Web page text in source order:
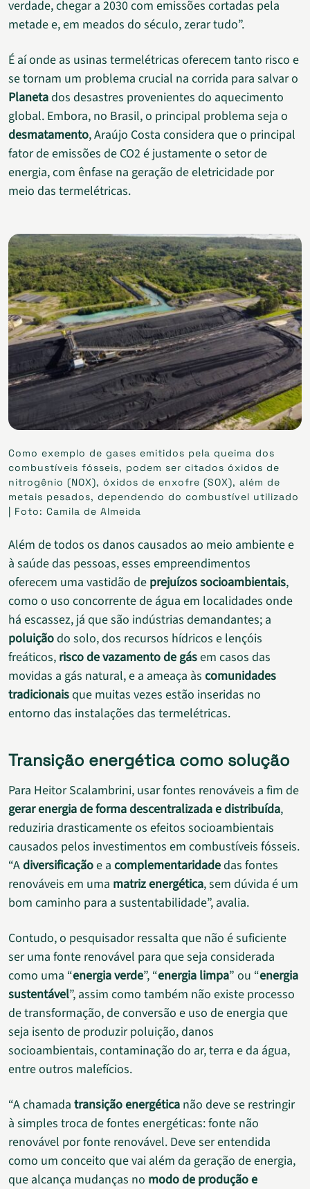
verdade, chegar a 2030 com emissões cortadas pela
metade e, em meados do século, zerar tudo”.
É aí onde as usinas termelétricas oferecem tanto risco e
se tornam um problema crucial na corrida para salvar o
Planetados desastres provenientes do aquecimento
global. Embora, no Brasil, o principal problema seja o
desmatamento, Araújo Costa considera que o principal
fator de emissões de CO2 é justamente o setor de
energia, com ênfase na geração de eletricidade por
meio das termelétricas.
Como exemplo de gases emitidos pela queima dos
combustíveis fósseis, podem ser citados óxidos de
nitrogênio (NOX), óxidos de enxofre (SOX), além de
metais pesados, dependendo do combustível utilizado
| Foto: Camila de Almeida
Além de todos os danos causados ao meio ambiente e
à saúde das pessoas, esses empreendimentos
oferecem uma vastidão de prejuízos socioambientais,
como o uso concorrente de água em localidades onde
há escassez, já que são indústrias demandantes; a
poluiçãodo solo, dos recursos hídricos e lençóis
freáticos, risco de vazamento de gásem casos das
movidas a gás natural, e a ameaça às comunidades
tradicionaisque muitas vezes estão inseridas no
entorno das instalações das termelétricas.
Transição energética como solução
Para Heitor Scalambrini, usar fontes renováveis a fim de
gerar energia de forma descentralizada e distribuída,
reduziria drasticamente os efeitos socioambientais
causados pelos investimentos em combustíveis fósseis.
“Adiversificaçãoe a complementaridadedas fontes
renováveis em uma matriz energética, sem dúvida é um
bom caminho para a sustentabilidade”, avalia.
Contudo, o pesquisador ressalta que não é suficiente
ser uma fonte renovável para que seja considerada
como uma “energia verde”, “energia limpa” ou “energia
sustentável”, assim como também não existe processo
de transformação, de conversão e uso de energia que
seja isento de produzir poluição, danos
socioambientais, contaminação do ar, terra e da água,
entre outros malefícios.
“A chamada transição energética não deve se restringir
à simples troca de fontes energéticas: fonte não
renovável por fonte renovável. Deve ser entendida
como um conceito que vai além da geração de energia,
que alcança mudanças no modo de produção e